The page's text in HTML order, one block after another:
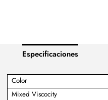
Especificaciones
Color
Mixed Viscocity